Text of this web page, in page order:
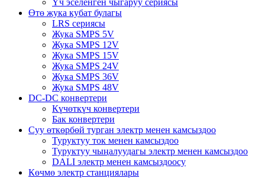
Өтө жука кубат булагы
LRS сериясы
Жука SMPS 5V
Жука SMPS 12V
Жука SMPS 15V
Жука SMPS 24V
Жука SMPS 36V
Жука SMPS 48V
DC-DC конвертери
Күчөткүч конвертери
Бак конвертери
Суу өткөрбөй турган электр менен камсыздоо
Туруктуу ток менен камсыздоо
Туруктуу чыңалуудагы электр менен камсыздоо
DALI электр менен камсыздоосу
Көчмө электр станциялары